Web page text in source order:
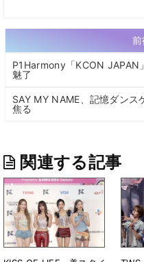
前
P1Harmony「KCON JAPAN
魅了
SAY MY NAME、記憶ダン
焦る
関連する記事